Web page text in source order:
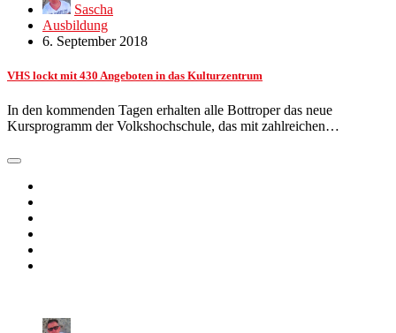
Sascha
Ausbildung
6. September 2018
VHS lockt mit 430 Angeboten in das Kulturzentrum
In den kommenden Tagen erhalten alle Bottroper das neue
Kursprogramm der Volkshochschule, das mit zahlreichen…